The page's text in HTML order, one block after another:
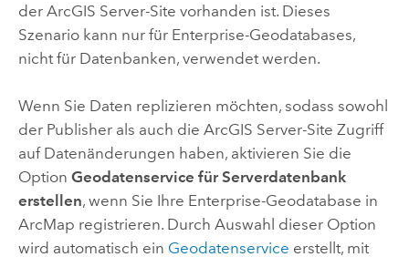
der ArcGIS Server-Site vorhanden ist. Dieses
Szenario kann nur für Enterprise-Geodatabases,
nicht für Datenbanken, verwendet werden.
Wenn Sie Daten replizieren möchten, sodass sowohl
der Publisher als auch die ArcGIS Server-Site Zugriff
auf Datenänderungen haben, aktivieren Sie die
Option Geodatenservice für Serverdatenbank
erstellen, wenn Sie Ihre Enterprise-Geodatabase in
ArcMap registrieren. Durch Auswahl dieser Option
wird automatisch ein Geodatenservice erstellt, mit